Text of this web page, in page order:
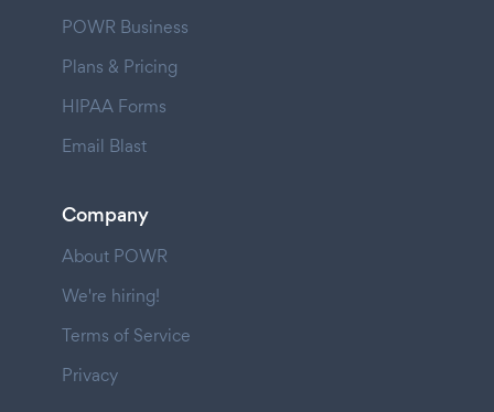
POWR Business
Plans & Pricing
HIPAA Forms
Email Blast
Company
About POWR
We're hiring!
Terms of Service
Privacy